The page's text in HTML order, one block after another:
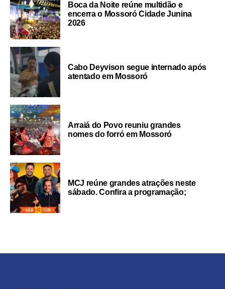
Boca da Noite reúne multidão e
encerra o Mossoró Cidade Junina
2026
Cabo Deyvison segue internado após
atentado em Mossoró
Arraiá do Povo reuniu grandes
nomes do forró em Mossoró
MCJ reúne grandes atrações neste
sábado. Confira a programação;